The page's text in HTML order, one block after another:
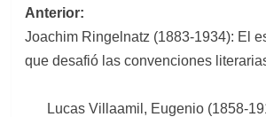
Navegación
de
entradas
Anterior:
Joachim Ringelnatz (1883-1934): El
que desafió las convenciones
Lucas Villaamil, Eugenio (1858-